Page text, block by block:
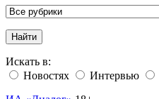
Найти
Искать в:
Новостях
Интервью